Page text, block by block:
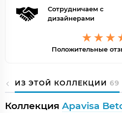
Сотрудничаем с
дизайнерами
Положительные
ИЗ ЭТОЙ КОЛЛЕКЦИИ 69
Коллекция Apavisa